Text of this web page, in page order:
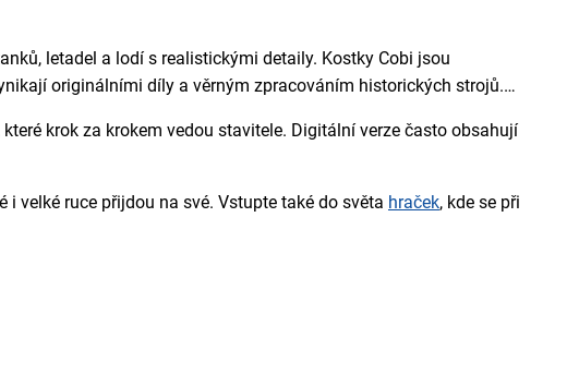
letadel a lodí s realistickými detaily. Kostky Cobi jsou
originálními díly a věrným zpracováním historických strojů.
krok za krokem vedou stavitele. Digitální verze často obsahují
i velké ruce přijdou na své. Vstupte také do světa hraček, kde se při